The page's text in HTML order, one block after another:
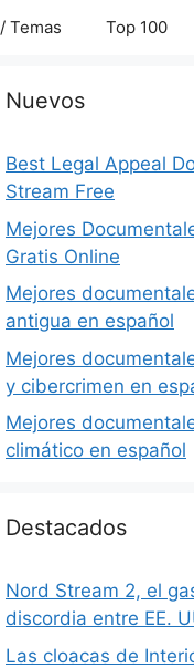
Temas Top 100
Nuevos
Best Legal Appeal
Stream Free
Mejores
Gratis Online
Mejores
antigua en español
Mejores
y cibercrimen en
Mejores
climático en español
Destacados
Nord Stream 2, el
discordia entre EE.
Las cloacas de